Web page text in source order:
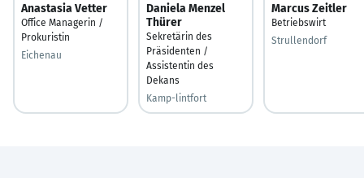
Anastasia Vetter
Office Managerin /
Prokuristin
Eichenau
Daniela Menzel
Thürer
Sekretärin des
Präsidenten /
Assistentin des
Dekans
Kamp-lintfort
Marcus Zeitler
Betriebswirt
Strullendorf